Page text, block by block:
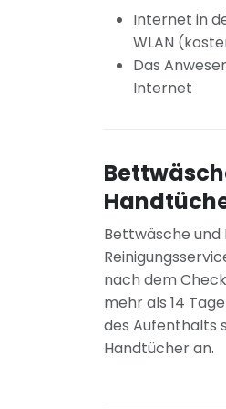
Internet in
WLAN
Das
Internet
Bettwäsche und
nach dem
mehr als 14
des Aufenthalts
Handtücher an.